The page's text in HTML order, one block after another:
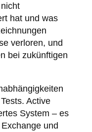
hat und was
verloren, und
bei zukünftigen
Active
System – es
und